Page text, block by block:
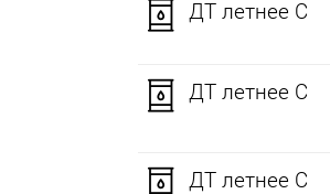
ДТ летнее C
ДТ летнее C
ДТ летнее C